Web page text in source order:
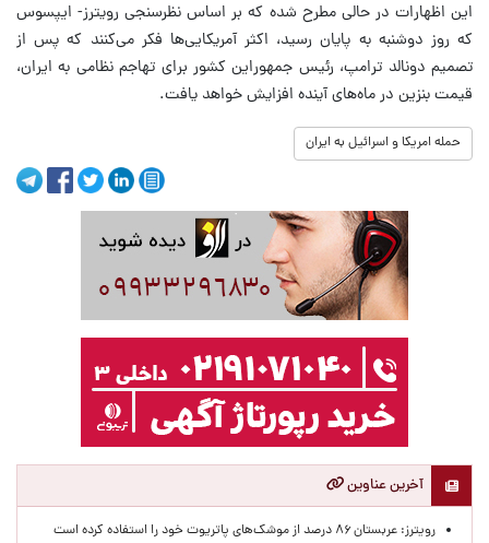
این اظهارات در حالی مطرح شده که بر اساس نظرسنجی رویترز- ایپسوس
که روز دوشنبه به پایان رسید، اکثر آمریکایی‌ها فکر می‌کنند که پس از
تصمیم دونالد ترامپ، رئیس جمهوراین کشور برای تهاجم نظامی به ایران،
قیمت بنزین در ماه‌های آینده افزایش خواهد یافت.
حمله امریکا و اسرائیل به ایران
آخرین عناوین
رویترز: عربستان ۸۶ درصد از موشک‌های پاتریوت خود را استفاده کرده است